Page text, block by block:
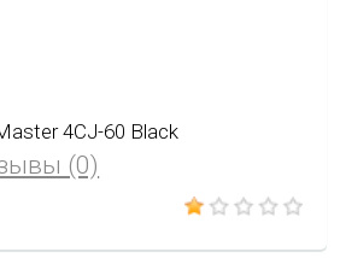
4CJ-60 Black
(0)